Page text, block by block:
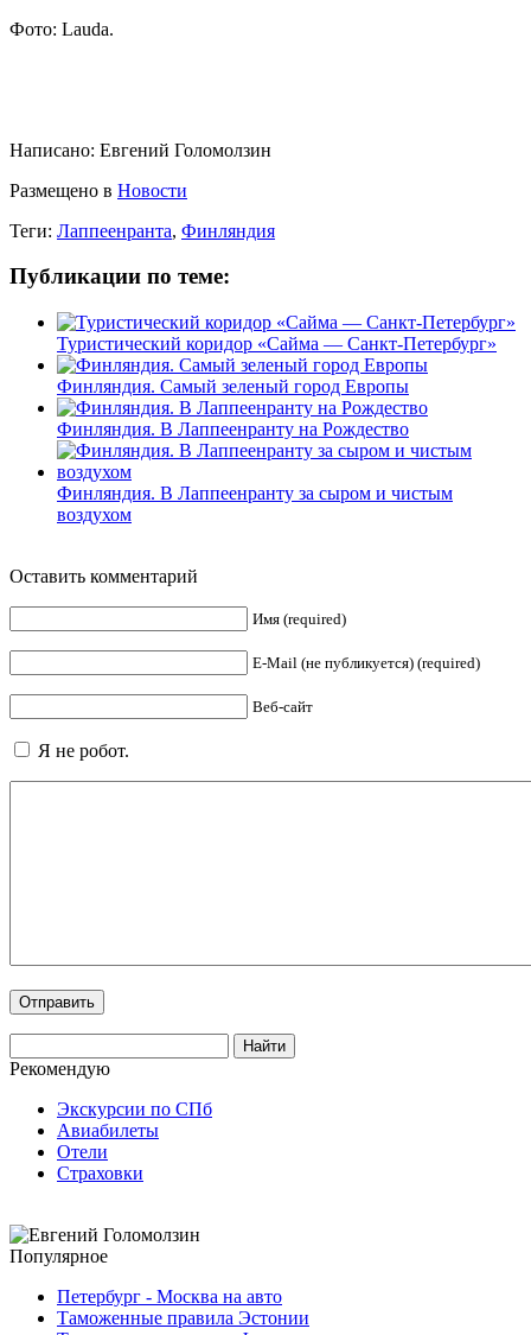
Фото: Lauda.
Написано: Евгений Голомолзин
Размещено в Новости
Теги: Лаппеенранта, Финляндия
Публикации по теме:
Туристический коридор «Сайма — Санкт-Петербург»
Финляндия. Самый зеленый город Европы
Финляндия. В Лаппеенранту на Рождество
Финляндия. В Лаппеенранту за сыром и чистым
воздухом
Оставить комментарий
Имя (required)
E-Mail (не публикуется) (required)
Веб-сайт
Я не робот.
Рекомендую
Экскурсии по СПб
Авиабилеты
Отели
Страховки
Популярное
Петербург - Москва на авто
Таможенные правила Эстонии